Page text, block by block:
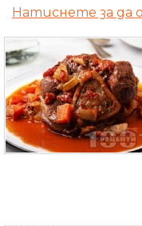
Натиснете за да